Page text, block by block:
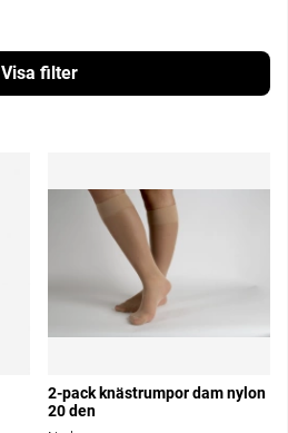
Filtrera
2-pack knästrumpor dam nylon
20 den